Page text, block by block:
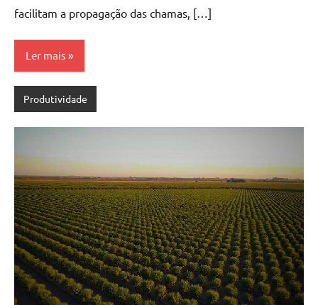
facilitam a propagação das chamas, […]
Ler mais
Produtividade